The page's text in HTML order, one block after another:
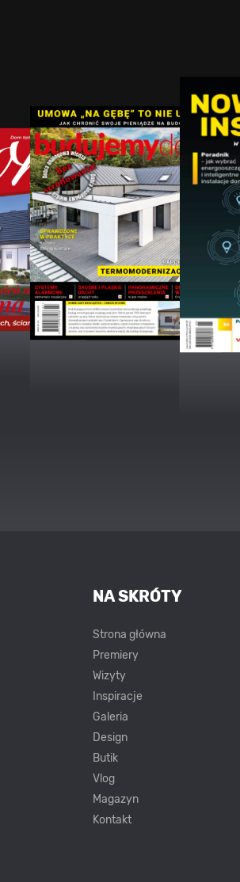
NA SKRÓTY
Strona główna
Premiery
Wizyty
Inspiracje
Galeria
Design
Butik
Vlog
Magazyn
Kontakt